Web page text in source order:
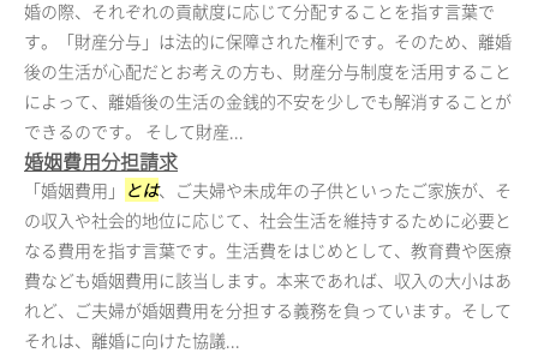
婚の際、それぞれの貢献度に応じて分配することを指す言葉で
す。「財産分与」は法的に保障された権利です。そのため、離婚
後の生活が心配だとお考えの方も、財産分与制度を活用すること
によって、離婚後の生活の金銭的不安を少しでも解消することが
できるのです。 そして財産...
婚姻費用分担請求
「婚姻費用」 とは、ご夫婦や未成年の子供といったご家族が、そ
の収入や社会的地位に応じて、社会生活を維持するために必要と
なる費用を指す言葉です。生活費をはじめとして、教育費や医療
費なども婚姻費用に該当します。本来であれば、収入の大小はあ
れど、ご夫婦が婚姻費用を分担する義務を負っています。そして
それは、離婚に向けた協議...